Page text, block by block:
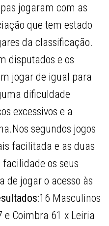
jogaram com as
que tem estado
da classificação.
disputados e os
jogar de igual para
dificuldade
excessivos e a
segundos jogos
facilitada e as duas
os seus
de jogar o acesso às
16 Masculinos
e Coimbra 61 x Leiria